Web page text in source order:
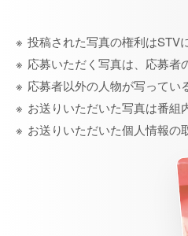
投稿された写真の権利はSTV
応募いただく写真は、応募者
応募者以外の人物が写ってい
お送りいただいた写真は番組
お送りいただいた個人情報の